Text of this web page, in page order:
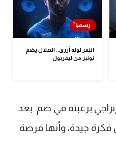
النمر لونه أزرق.. الهلال يضم
نونيز من ليفربول
برغبته في ضم. بعد
فكرة جيدة، وأنها فرصة